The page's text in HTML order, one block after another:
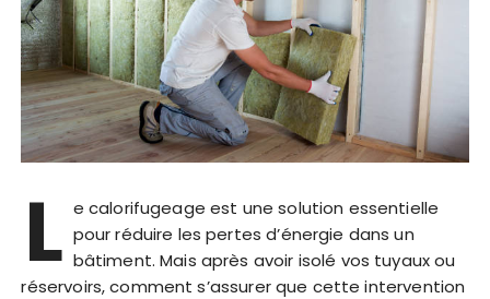
L e calorifugeage est une solution essentielle
pour réduire les pertes d’énergie dans un
bâtiment. Mais après avoir isolé vos tuyaux ou
réservoirs, comment s’assurer que cette intervention